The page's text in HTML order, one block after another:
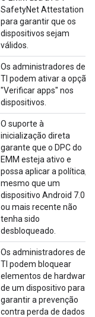
SafetyNet Attestation
para garantir que os
dispositivos sejam
válidos.
Os administradores de
TI podem ativar a opção
"Verificar apps" nos
dispositivos.
O suporte à
inicialização direta
garante que o DPC do
EMM esteja ativo e
possa aplicar a política,
mesmo que um
dispositivo Android 7.0
ou mais recente não
tenha sido
desbloqueado.
Os administradores de
TI podem bloquear
elementos de hardware
de um dispositivo para
garantir a prevenção
contra perda de dados.